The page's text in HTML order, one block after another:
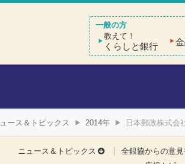
教えて！
くらしと銀行
ース＆トピックス 2014年 日本郵政株式会
ニュース＆トピックス 全銀協からの意